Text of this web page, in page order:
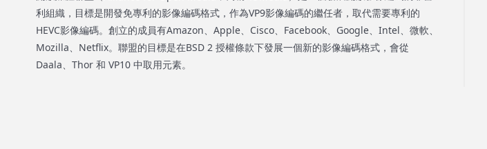
利組織，目標是開發免專利的影像編碼格式，作為VP9影像編碼的繼任者，取代需要專利的
HEVC影像編碼。創立的成員有Amazon、Apple、Cisco、Facebook、Google、Intel、微軟、
Mozilla、Netflix。聯盟的目標是在BSD 2 授權條款下發展一個新的影像編碼格式，會從
Daala、Thor 和 VP10 中取用元素。